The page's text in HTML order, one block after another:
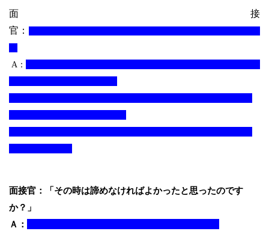
面接
官：
A：
面接官：「その時は諦めなければよかったと思ったのです
か？」
Ａ：